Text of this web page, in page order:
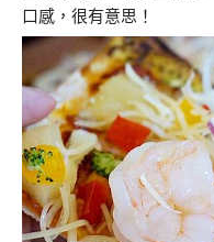
口感，很有意思！